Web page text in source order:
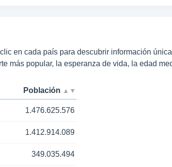
en cada país para descubrir información
más popular, la esperanza de vida, la edad
Población ▲▼
1.476.625.576
1.412.914.089
349.035.494